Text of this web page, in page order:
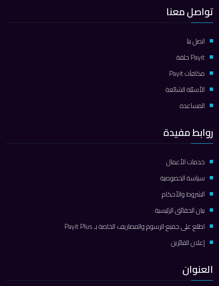
تواصل معنا
اتصل بنا
Payit حلقة
مكافآت Payit
الأسئلة الشائعة
المساعدة
روابط مفيدة
خدمات الأعمال
سياسة الخصوصية
الشروط والأحكام
بيان الحقائق الرئيسية
اطلع على جميع الرسوم والمصاريف الخاصة بـ Payit Plus
إعلان الفائزين
العنوان